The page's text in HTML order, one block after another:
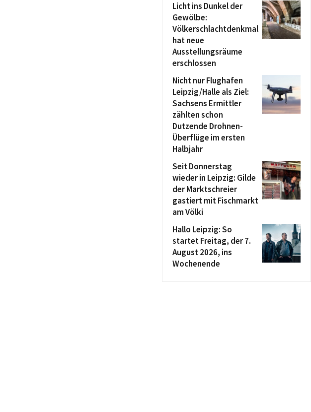
Licht ins Dunkel der
Gewölbe:
Völkerschlachtdenkmal
hat neue
Ausstellungsräume
erschlossen
Nicht nur Flughafen
Leipzig/Halle als Ziel:
Sachsens Ermittler
zählten schon
Dutzende Drohnen-
Überflüge im ersten
Halbjahr
Seit Donnerstag
wieder in Leipzig: Gilde
der Marktschreier
gastiert mit Fischmarkt
am Völki
Hallo Leipzig: So
startet Freitag, der 7.
August 2026, ins
Wochenende